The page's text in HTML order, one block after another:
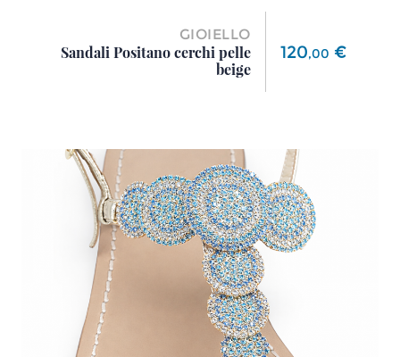
GIOIELLO
Sandali Positano cerchi pelle
beige
Prezzo
120,00 €